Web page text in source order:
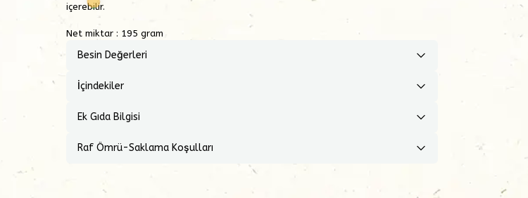
içerebilir.
Net miktar : 195 gram
Besin Değerleri
İçindekiler
Ek Gıda Bilgisi
Raf Ömrü-Saklama Koşulları